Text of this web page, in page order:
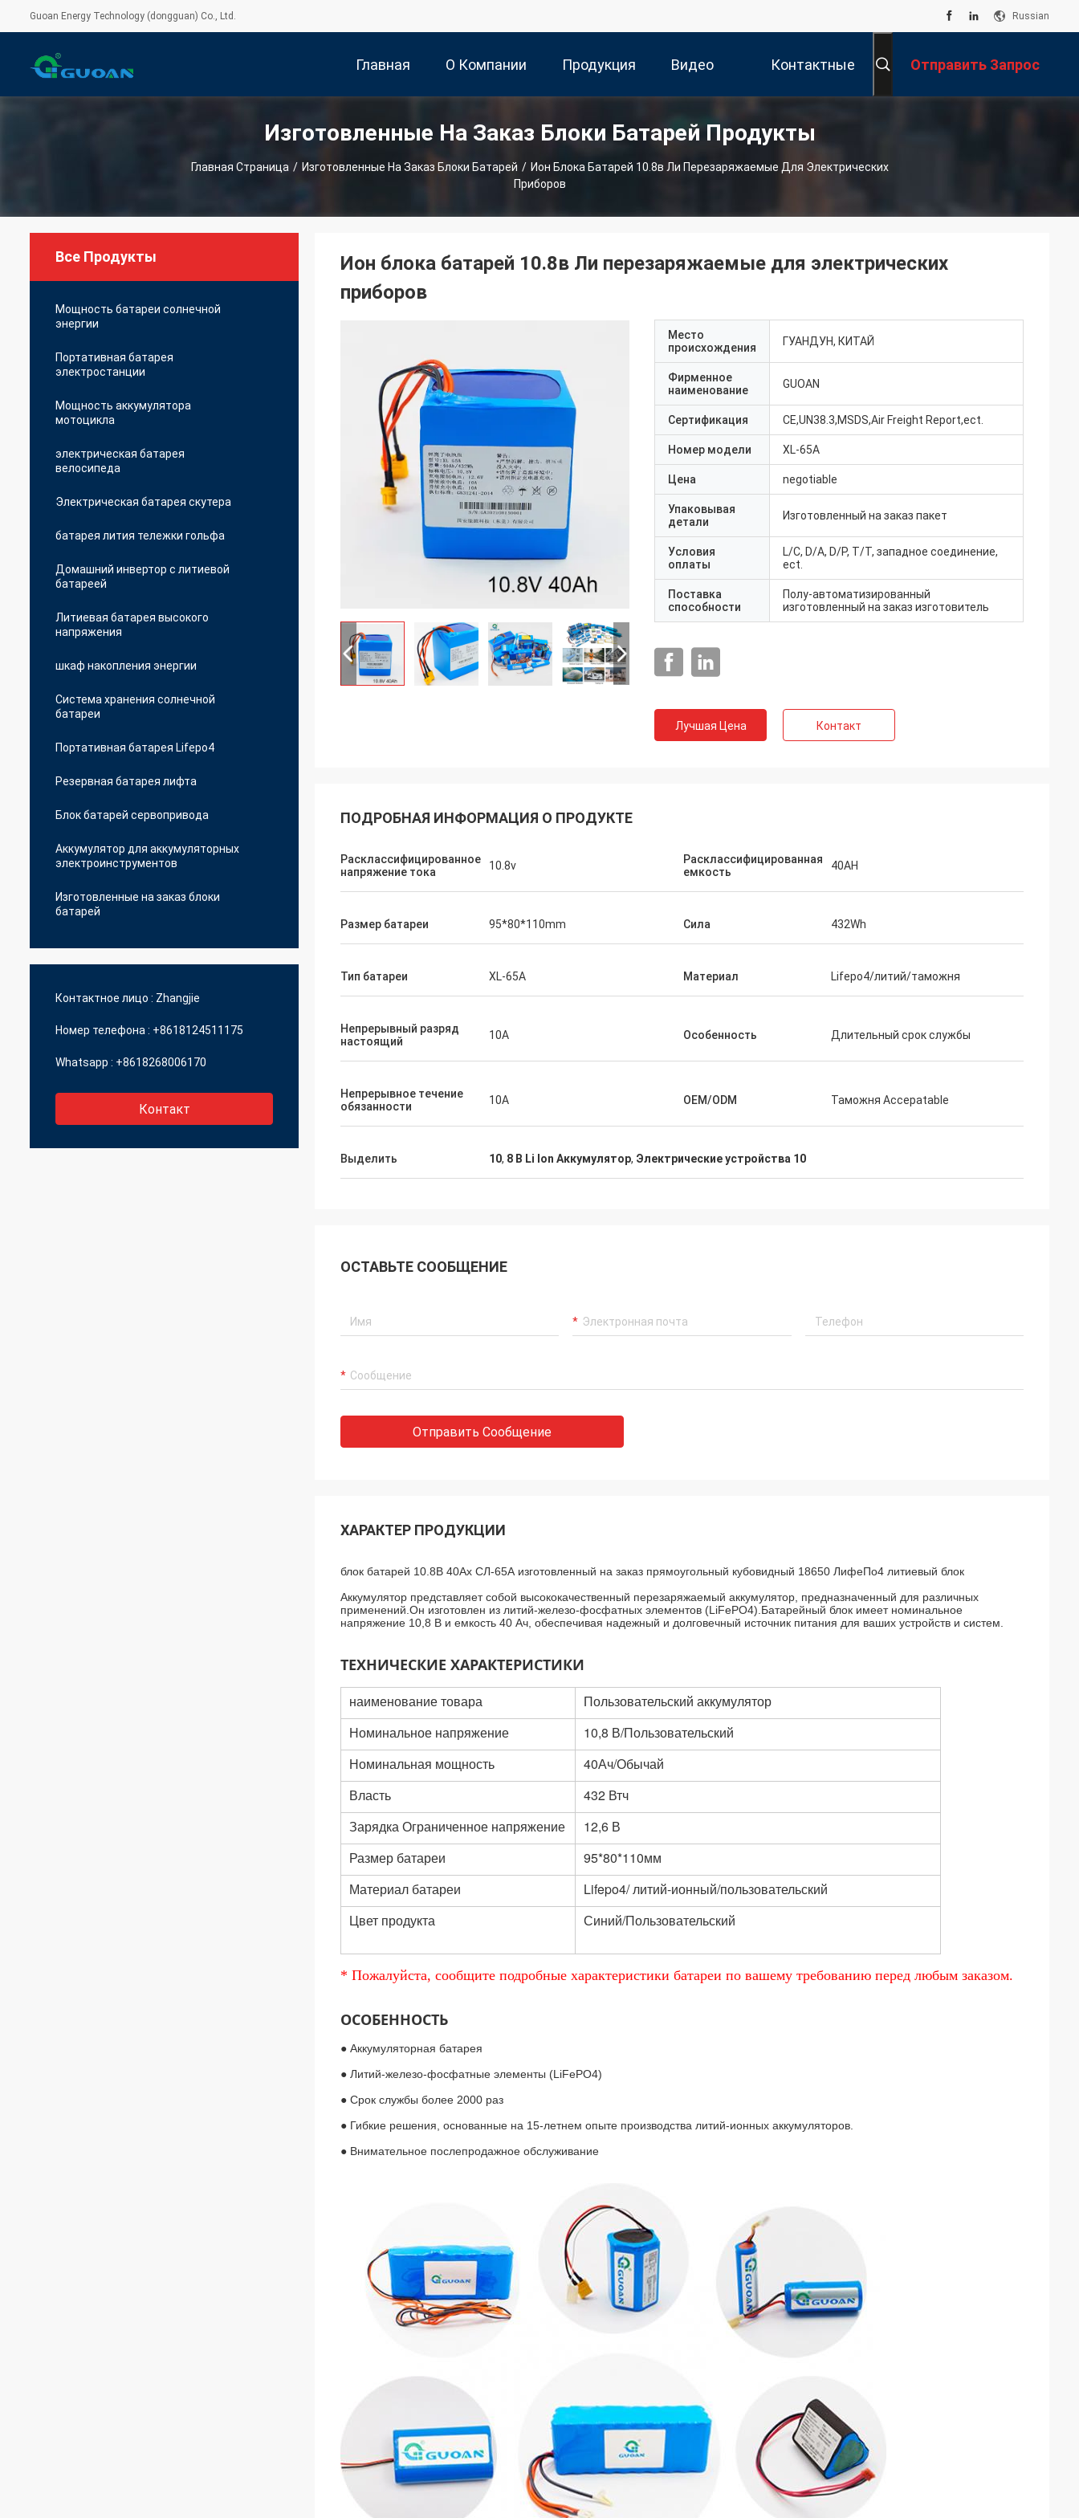
Guoan Energy Technology (dongguan) Co., Ltd. Russian
Главная
Страница
О Компании Продукция Видео Контактные
Данные
Отправить Запрос
Изготовленные На Заказ Блоки Батарей Продукты
Главная Страница / Изготовленные На Заказ Блоки Батарей / Ион Блока Батарей 10.8в Ли Перезаряжаемые Для Электрических
Приборов
Все Продукты
Мощность батареи солнечной
энергии
Портативная батарея
электростанции
Мощность аккумулятора
мотоцикла
электрическая батарея
велосипеда
Электрическая батарея скутера
батарея лития тележки гольфа
Домашний инвертор с литиевой
батареей
Литиевая батарея высокого
напряжения
шкаф накопления энергии
Система хранения солнечной
батареи
Портативная батарея Lifepo4
Резервная батарея лифта
Блок батарей сервопривода
Аккумулятор для аккумуляторных
электроинструментов
Изготовленные на заказ блоки
батарей
Контактное лицо : Zhangjie
Номер телефона : +8618124511175
Whatsapp : +8618268006170
Контакт
Ион блока батарей 10.8в Ли перезаряжаемые для электрических
приборов
Место
происхождения
ГУАНДУН, КИТАЙ
Фирменное
наименование
GUOAN
Сертификация CE,UN38.3,MSDS,Air Freight Report,ect.
Номер модели XL-65A
Цена negotiable
Упаковывая
детали
Изготовленный на заказ пакет
Условия
оплаты
L/C, D/A, D/P, T/T, западное соединение,
ect.
Поставка
способности
Полу-автоматизированный
изготовленный на заказ изготовитель
Лучшая Цена Контакт
ПОДРОБНАЯ ИНФОРМАЦИЯ О ПРОДУКТЕ
Расклассифицированное
напряжение тока
10.8v
Расклассифицированная
емкость
40AH
Размер батареи 95*80*110mm Сила 432Wh
Тип батареи XL-65A Материал Lifepo4/литий/таможня
Непрерывный разряд
настоящий
10A Особенность Длительный срок службы
Непрерывное течение
обязанности
10A OEM/ODM Таможня Accepatable
Выделить 10, 8 В Li Ion Аккумулятор, Электрические устройства 10
ОСТАВЬТЕ СООБЩЕНИЕ
Отправить Сообщение
ХАРАКТЕР ПРОДУКЦИИ
блок батарей 10.8В 40Ах СЛ-65А изготовленный на заказ прямоугольный кубовидный 18650 ЛифеПо4 литиевый блок
Аккумулятор представляет собой высококачественный перезаряжаемый аккумулятор, предназначенный для различных
применений.Он изготовлен из литий-железо-фосфатных элементов (LiFePO4).Батарейный блок имеет номинальное
напряжение 10,8 В и емкость 40 Ач, обеспечивая надежный и долговечный источник питания для ваших устройств и систем.
ТЕХНИЧЕСКИЕ ХАРАКТЕРИСТИКИ
наименование товара
Пользовательский аккумулятор
Номинальное напряжение
10,8 В/Пользовательский
Номинальная мощность
40Ач/Обычай
Власть
432 Втч
Зарядка Ограниченное напряжение
12,6 В
Размер батареи
95*80*110мм
Материал батареи
Lifepo4/ литий-ионный/пользовательский
Цвет продукта
Синий/Пользовательский
* Пожалуйста, сообщите подробные характеристики батареи по вашему требованию перед любым заказом.
ОСОБЕННОСТЬ
● Аккумуляторная батарея
● Литий-железо-фосфатные элементы (LiFePO4)
● Срок службы более 2000 раз
● Гибкие решения, основанные на 15-летнем опыте производства литий-ионных аккумуляторов.
● Внимательное послепродажное обслуживание